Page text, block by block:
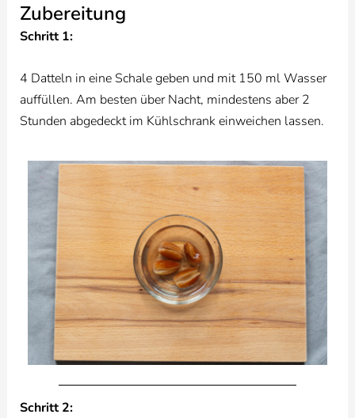
Zubereitung
Schritt 1:
4 Datteln in eine Schale geben und mit 150 ml Wasser
auffüllen. Am besten über Nacht, mindestens aber 2
Stunden abgedeckt im Kühlschrank einweichen lassen.
Schritt 2: